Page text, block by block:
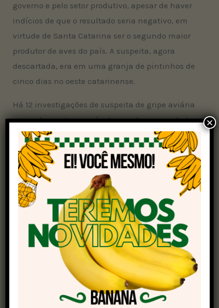
governo e pelo setor produtivo, apesar de haver
indícios de que o resultado seria negativo, em
virtude de Santa Catarina ser o segundo maior
produtor de aves do país. A suspeita, agora
descartada, era em uma granja de pintinhos de
cinco dias no oeste catarinense.
Há 12 investigações de suspeita de gripe aviária
em andamento no país, de acordo com os dados
da plataforma. As investigações estão em
andamento com coleta de amostra e sem
resultado laboratorial conclusivo.
Apenas uma é em planta comercial: em um
abatedouro de aves em Aguiarnópolis (TO).
Outras cinco suspeitas são investigadas em
aves de subsistência em Triunfo (RS), Aurelino
Leal (BA), Salitre (CE), Quixadá (CE) e Eldorado do
Há ainda seis suspeitas envolvendo aves
silvestres em Canoas (RS), Armação dos Búzios
×